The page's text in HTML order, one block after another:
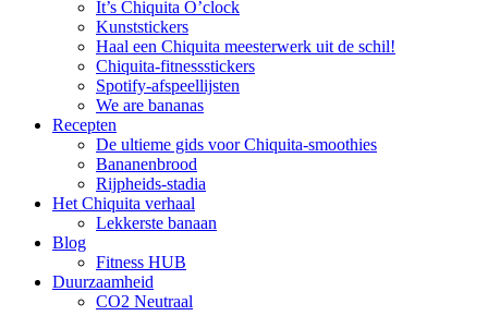
It’s Chiquita O’clock
Kunststickers
Haal een Chiquita meesterwerk uit de schil!
Chiquita-fitnessstickers
Spotify-afspeellijsten
We are bananas
Recepten
De ultieme gids voor Chiquita-smoothies
Bananenbrood
Rijpheids-stadia
Het Chiquita verhaal
Lekkerste banaan
Blog
Fitness HUB
Duurzaamheid
CO2 Neutraal